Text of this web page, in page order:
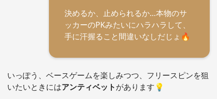
決めるか、止められるか…本物のサ
ッカーのPKみたいにハラハラして、
手に汗握ること間違いなしだじょ🔥
いっぽう、ベースゲームを楽しみつつ、フリースピンを狙
いたいときにはアンティベットがあります💡